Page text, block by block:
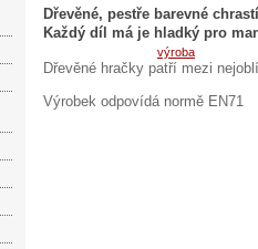
Dřevěné, pestře barevné
Každý díl má je hladký pro
Dřevěné hračky patří mezi
Výrobek odpovídá normě EN71